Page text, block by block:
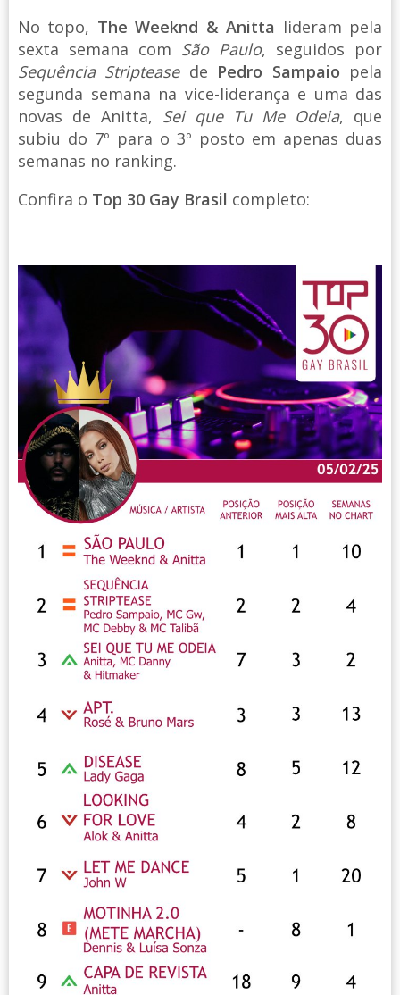
No topo, The Weeknd & Anitta lideram pela
sexta semana com São Paulo, seguidos por
Sequência Stripteasede Pedro Sampaio pela
segunda semana na vice-liderança e uma das
novas de Anitta, Sei que Tu Me Odeia, que
subiu do 7º para o 3º posto em apenas duas
semanas no ranking.
Confira o Top 30 Gay Brasil completo: